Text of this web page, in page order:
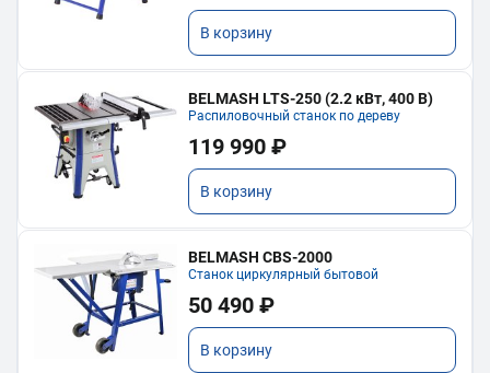
В корзину
BELMASH LTS-250 (2.2 кВт, 400 В)
Распиловочный станок по дереву
119 990 ₽
В корзину
BELMASH CBS-2000
Станок циркулярный бытовой
50 490 ₽
В корзину